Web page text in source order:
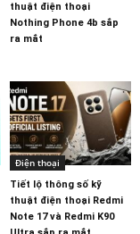
thuật điện thoại
Nothing Phone 4b sắp
ra mắt
Điện thoại
Tiết lộ thông số kỹ
thuật điện thoại Redmi
Note 17 và Redmi K90